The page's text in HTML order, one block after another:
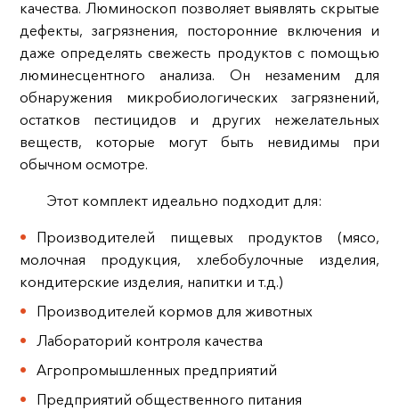
качества. Люминоскоп позволяет выявлять скрытые
дефекты, загрязнения, посторонние включения и
даже определять свежесть продуктов с помощью
люминесцентного анализа. Он незаменим для
обнаружения микробиологических загрязнений,
остатков пестицидов и других нежелательных
веществ, которые могут быть невидимы при
обычном осмотре.
Этот комплект идеально подходит для:
Производителей пищевых продуктов (мясо,
молочная продукция, хлебобулочные изделия,
кондитерские изделия, напитки и т.д.)
Производителей кормов для животных
Лабораторий контроля качества
Агропромышленных предприятий
Предприятий общественного питания